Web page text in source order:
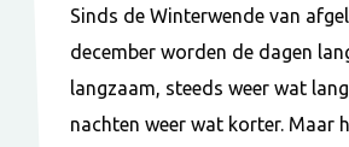
Sinds de Winterwende van
december worden de dagen
langzaam, steeds weer wat
nachten weer wat korter. Maar